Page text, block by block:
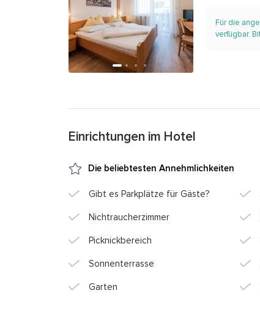
Für die
verfügbar.
Einrichtungen im Hotel
Die beliebtesten Annehmlichkeiten
Gibt es Parkplätze für Gäste?
Nichtraucherzimmer
Picknickbereich
Sonnenterrasse
Garten